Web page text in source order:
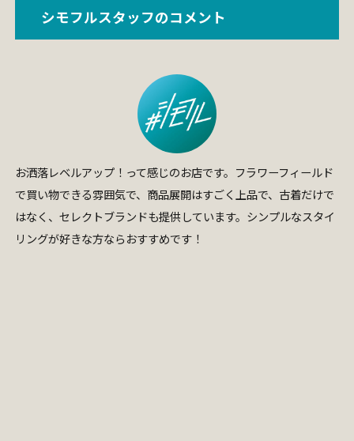
シモフルスタッフのコメント
お洒落レベルアップ！って感じのお店です。フラワーフィールド
で買い物できる雰囲気で、商品展開はすごく上品で、古着だけで
はなく、セレクトブランドも提供しています。シンプルなスタイ
リングが好きな方ならおすすめです！